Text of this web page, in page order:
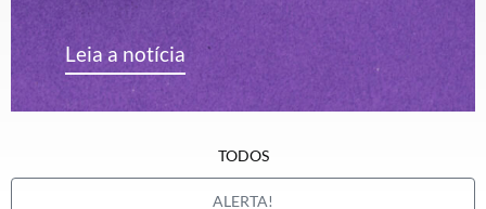
Leia a notícia
ALERTA!
TODOS